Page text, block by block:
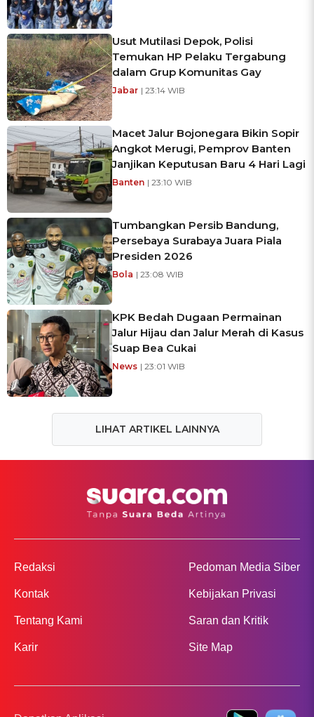
Usut Mutilasi Depok, Polisi
Temukan HP Pelaku Tergabung
dalam Grup Komunitas Gay
Jabar | 23:14 WIB
Macet Jalur Bojonegara Bikin Sopir
Angkot Merugi, Pemprov Banten
Janjikan Keputusan Baru 4 Hari Lagi
Banten | 23:10 WIB
Tumbangkan Persib Bandung,
Persebaya Surabaya Juara Piala
Presiden 2026
Bola | 23:08 WIB
KPK Bedah Dugaan Permainan
Jalur Hijau dan Jalur Merah di Kasus
Suap Bea Cukai
News | 23:01 WIB
LIHAT ARTIKEL LAINNYA
Redaksi
Kontak
Tentang Kami
Karir
Pedoman Media Siber
Kebijakan Privasi
Saran dan Kritik
Site Map